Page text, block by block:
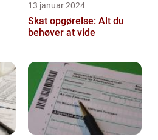
13 januar 2024
Skat opgørelse: Alt du
behøver at vide